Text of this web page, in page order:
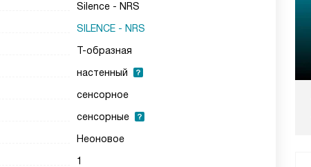
Silence - NRS
SILENCE - NRS
Т-образная
настенный
сенсорное
сенсорные
Неоновое
1